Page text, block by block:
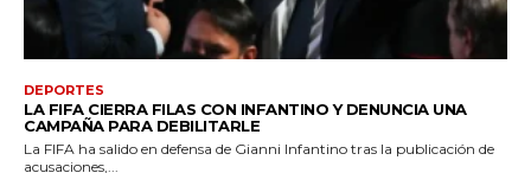
DEPORTES
LA FIFA CIERRA FILAS CON INFANTINO Y DENUNCIA UNA
CAMPAÑA PARA DEBILITARLE
La FIFA ha salido en defensa de Gianni Infantino tras la publicación de
acusaciones,...